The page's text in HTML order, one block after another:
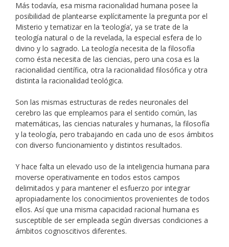
Más todavía, esa misma racionalidad humana posee la
posibilidad de plantearse explícitamente la pregunta por el
Misterio y tematizar en la ‘teología’, ya se trate de la
teología natural o de la revelada, la especial esfera de lo
divino y lo sagrado. La teología necesita de la filosofía
como ésta necesita de las ciencias, pero una cosa es la
racionalidad científica, otra la racionalidad filosófica y otra
distinta la racionalidad teológica.
Son las mismas estructuras de redes neuronales del
cerebro las que empleamos para el sentido común, las
matemáticas, las ciencias naturales y humanas, la filosofía
y la teología, pero trabajando en cada uno de esos ámbitos
con diverso funcionamiento y distintos resultados.
Y hace falta un elevado uso de la inteligencia humana para
moverse operativamente en todos estos campos
delimitados y para mantener el esfuerzo por integrar
apropiadamente los conocimientos provenientes de todos
ellos. Así que una misma capacidad racional humana es
susceptible de ser empleada según diversas condiciones a
ámbitos cognoscitivos diferentes.